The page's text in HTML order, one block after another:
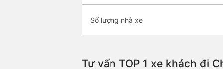
Số lượng nhà xe
Tư vấn TOP 1 xe khách đi